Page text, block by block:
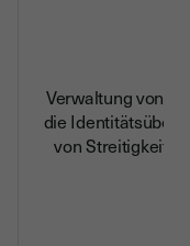
Verwaltung von
die
von